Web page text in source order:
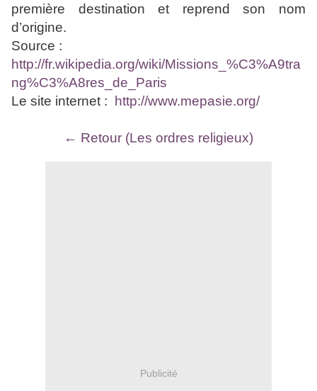
première destination et reprend son nom
d’origine.
Source :
http://fr.wikipedia.org/wiki/Missions_%C3%A9tra
ng%C3%A8res_de_Paris
Le site internet :
http://www.mepasie.org/
← Retour (Les ordres religieux)
Publicité